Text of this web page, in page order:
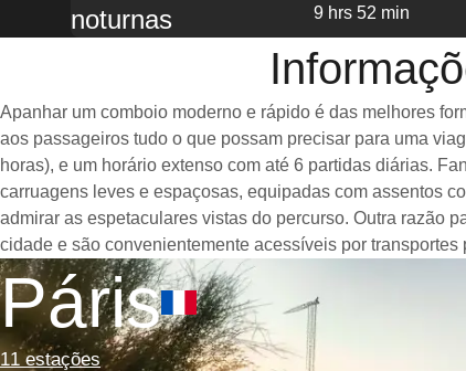
noturnas
9 hrs 52 min
Apanhar um comboio moderno e rápido é das melhores
aos passageiros tudo o que possam precisar para uma
horas), e um horário extenso com até 6 partidas diárias.
carruagens leves e espaçosas, equipadas com assentos
admirar as espetaculares vistas do percurso. Outra razão
cidade e são convenientemente acessíveis por
Páris
11 estações